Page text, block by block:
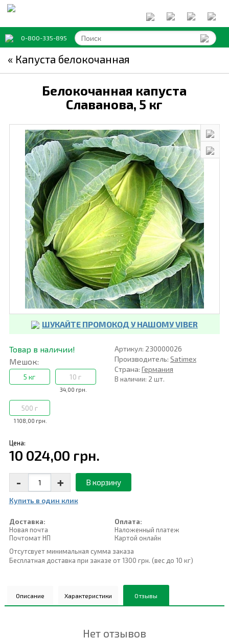
0-800-335-895
« Капуста белокочанная
Белокочанная капуста
Славанова, 5 кг
ШУКАЙТЕ ПРОМОКОД У НАШОМУ VIBER
Товар в наличии!
Мешок:
5 кг
34,00 грн.
10 г
1 108,00 грн.
500 г
Артикул: 230000026
Производитель: Satimex
Страна: Германия
В наличии: 2 шт.
Цена:
10 024,00 грн.
- + В корзину
Купить в один клик
Доставка:
Новая почта
Почтомат НП
Оплата:
Наложенный платеж
Картой онлайн
Отсутсвует минимальная сумма заказа
Бесплатная доставка при заказе от 1300 грн. (вес до 10 кг)
Описание Характеристики Отзывы
Нет отзывов